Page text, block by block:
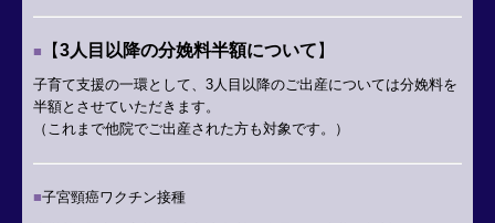
■ 【3人 目以降の分娩料半額について 】
子育て支援の一環として、 3人目以降のご出産については分娩料を
半額とさせていただきます。
（これまで他院でご出産された方も対象です。）
■子宮頸癌ワクチン接種